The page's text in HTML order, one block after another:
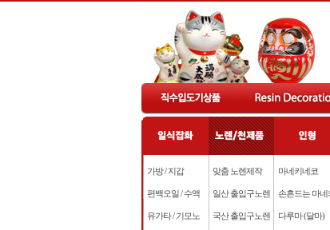
가방 / 지갑
편백오일 / 수액
유가타 / 기모노
맞춤 노렌제작
일산 출입구노렌
국산 출입구노렌
마네키네코
손흔드는 마네
다루마 (달마)